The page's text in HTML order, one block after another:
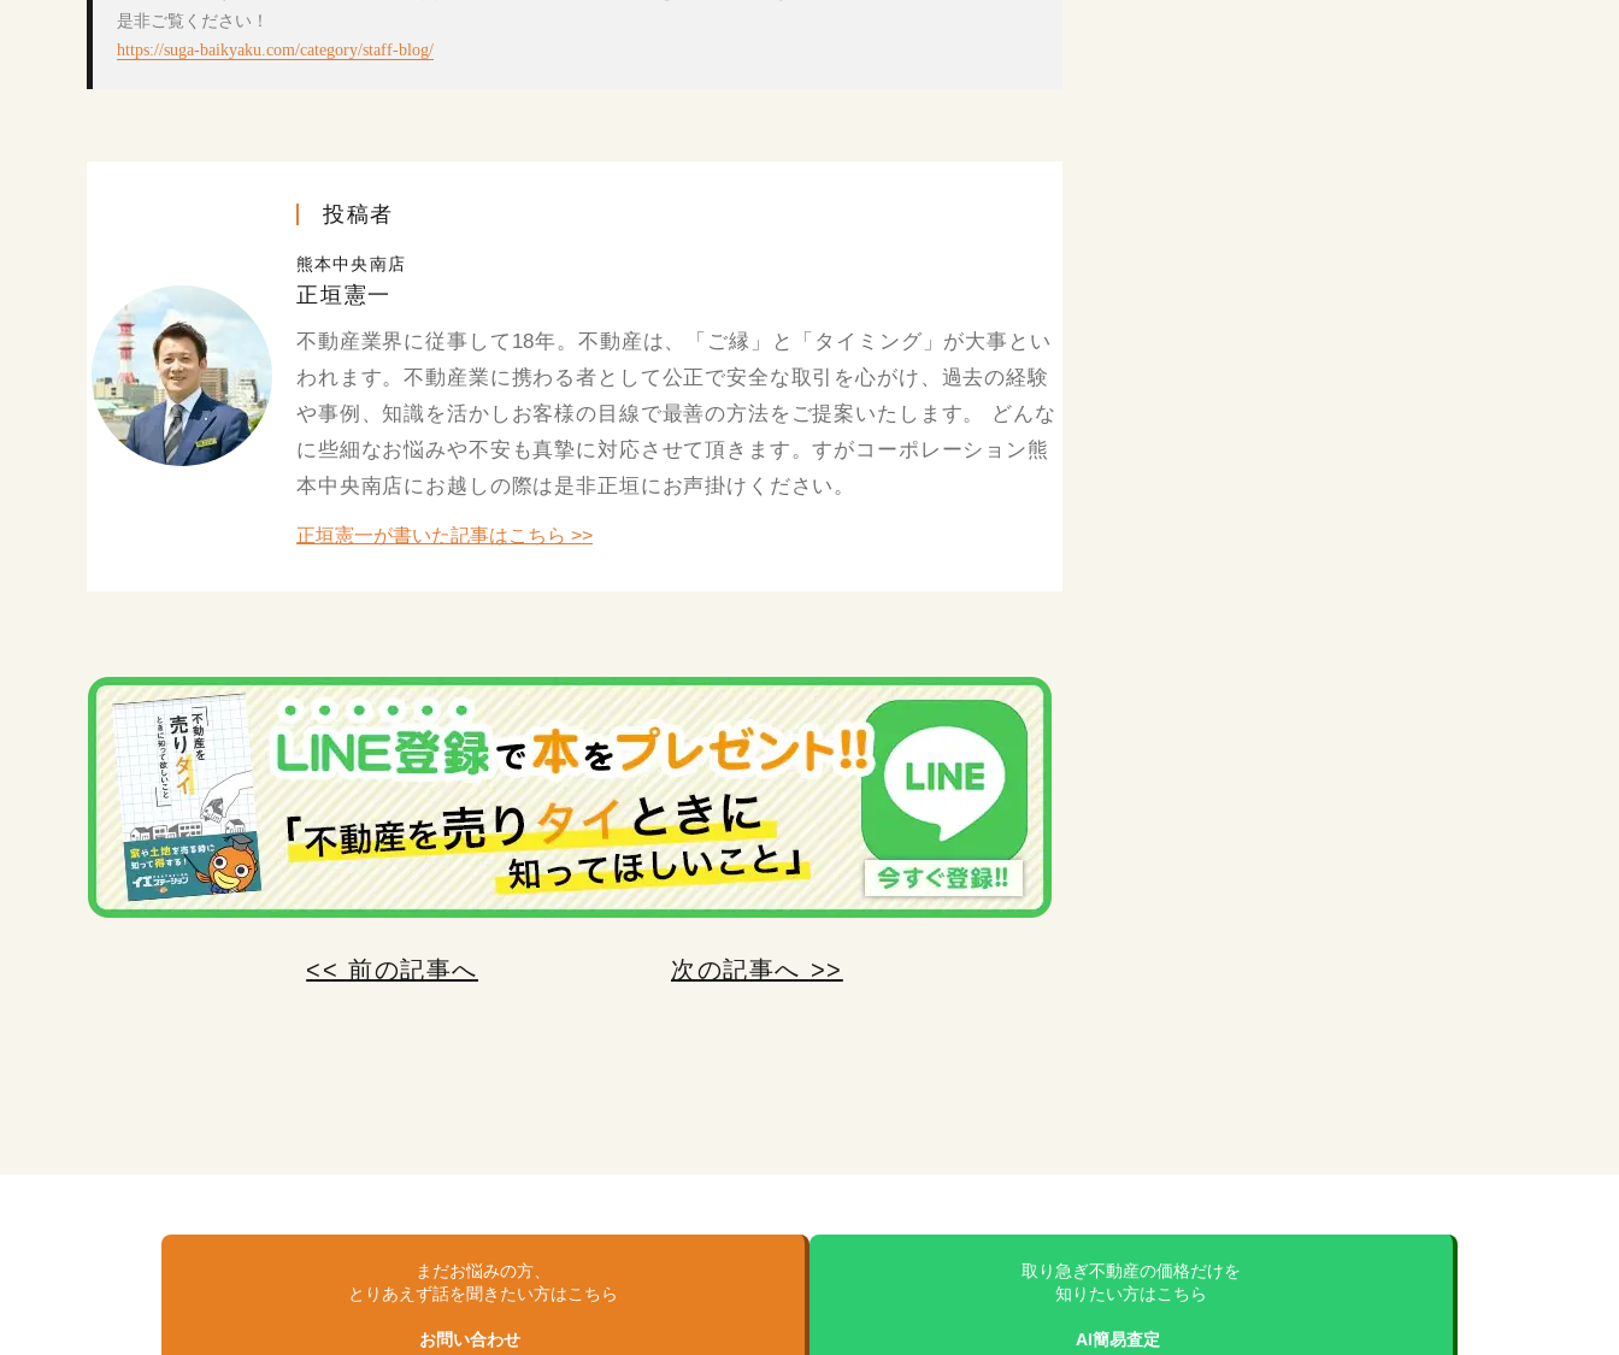
https://suga-baikyaku.com/category/staff-blog/
投稿者
熊本中央南店
正垣憲一
不動産業界に従事して18年。不動産は、「ご縁」と「タイミング」が大事とい
われます。不動産業に携わる者として公正で安全な取引を心がけ、過去の経験
や事例、知識を活かしお客様の目線で最善の方法をご提案いたします。 どんな
に些細なお悩みや不安も真摯に対応させて頂きます。すがコーポレーション熊
本中央南店にお越しの際は是非正垣にお声掛けください。
正垣憲一が書いた記事はこちら >>
<< 前の記事へ 次の記事へ >>
まだお悩みの方、
とりあえず話を聞きたい方はこちら
お問い合わせ
取り急ぎ不動産の価格だけを
知りたい方はこちら
AI簡易査定